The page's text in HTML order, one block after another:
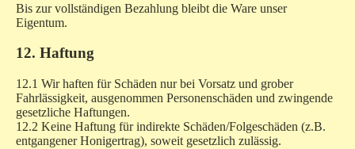
Bis zur vollständigen Bezahlung bleibt die Ware unser
Eigentum.
12. Haftung
12.1 Wir haften für Schäden nur bei Vorsatz und grober
Fahrlässigkeit, ausgenommen Personenschäden und zwingende
gesetzliche Haftungen.
12.2 Keine Haftung für indirekte Schäden/Folgeschäden (z.B.
entgangener Honigertrag), soweit gesetzlich zulässig.